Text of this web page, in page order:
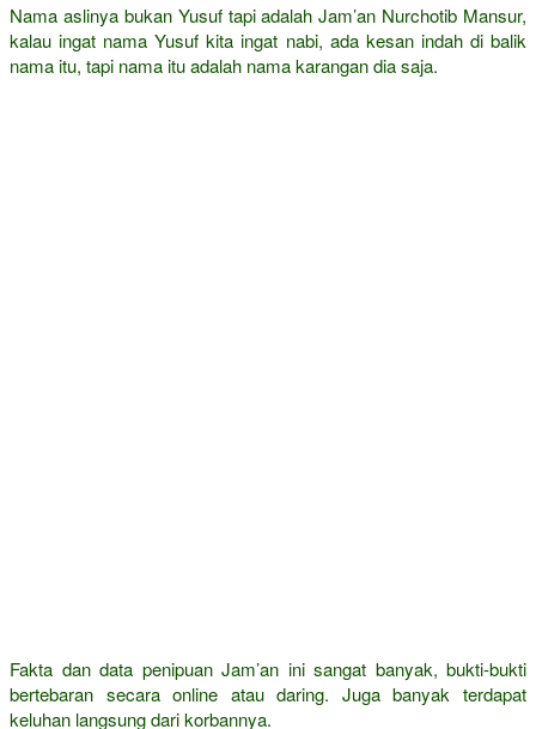
Nama aslinya bukan Yusuf tapi adalah Jam’an Nurchotib Mansur,
kalau ingat nama Yusuf kita ingat nabi, ada kesan indah di balik
nama itu, tapi nama itu adalah nama karangan dia saja.
Fakta dan data penipuan Jam’an ini sangat banyak, bukti-bukti
bertebaran secara online atau daring. Juga banyak terdapat
keluhan langsung dari korbannya.